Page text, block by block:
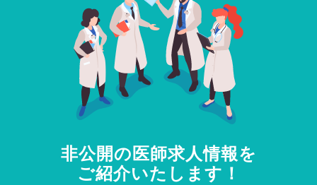
非公開の医師求人情報を
ご紹介いたします！